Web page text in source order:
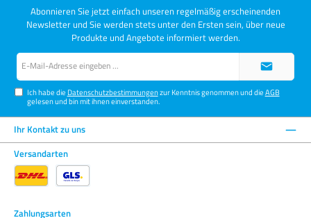
Abonnieren Sie jetzt einfach unseren regelmäßig erscheinenden
Newsletter und Sie werden stets unter den Ersten sein, über neue
Produkte und Angebote informiert werden.
Ich habe die Datenschutzbestimmungenzur Kenntnis genommen und dieAGB
gelesen und bin mit ihnen einverstanden.
Ihr Kontakt zu uns
Versandarten
Zahlungsarten